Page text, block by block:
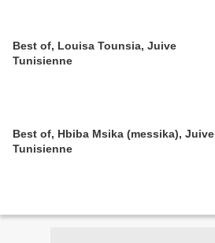
Best of, Louisa Tounsia, Juive
Tunisienne
Best of, Hbiba Msika (messika), Juive
Tunisienne